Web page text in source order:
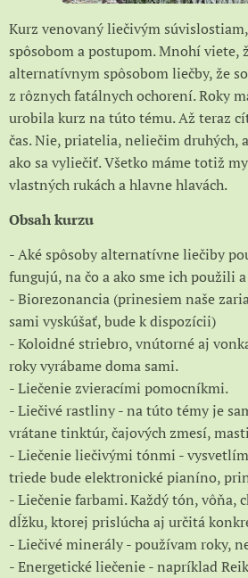
Kurz venovaný liečivým
spôsobom a postupom. Mnohí viete,
alternatívnym spôsobom liečby, že
z rôznych fatálnych ochorení. Roky
urobila kurz na túto tému. Až teraz
čas. Nie, priatelia, neliečim druhých,
ako sa vyliečiť. Všetko máme totiž
vlastných rukách a hlavne hlavách.
Obsah kurzu
- Aké spôsoby alternatívne liečiby
fungujú, na čo a ako sme ich použili
- Biorezonancia (prinesiem naše
sami vyskúšať, bude k dispozícii)
- Koloidné striebro, vnútorné aj
roky vyrábame doma sami.
- Liečenie zvieracími pomocníkmi.
- Liečivé rastliny - na túto témy je
vrátane tinktúr, čajových zmesí,
- Liečenie liečivými tónmi -
triede bude elektronické pianíno,
- Liečenie farbami. Každý tón, vôňa,
dĺžku, ktorej prislúcha aj určitá
- Liečivé minerály - používam roky,
- Energetické liečenie - napríklad